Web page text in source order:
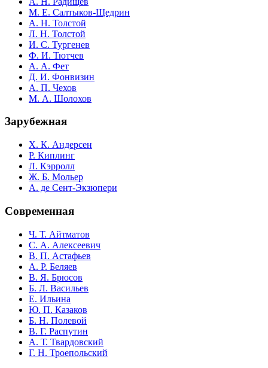
М. Е. Салтыков-Щедрин
А. Н. Толстой
Л. Н. Толстой
И. С. Тургенев
Ф. И. Тютчев
А. А. Фет
Д. И. Фонвизин
А. П. Чехов
М. А. Шолохов
Зарубежная
Х. К. Андерсен
Р. Киплинг
Л. Кэрролл
Ж. Б. Мольер
А. де Сент-Экзюпери
Современная
Ч. Т. Айтматов
С. А. Алексеевич
В. П. Астафьев
А. Р. Беляев
В. Я. Брюсов
Б. Л. Васильев
Е. Ильина
Ю. П. Казаков
Б. Н. Полевой
В. Г. Распутин
А. Т. Твардовский
Г. Н. Троепольский